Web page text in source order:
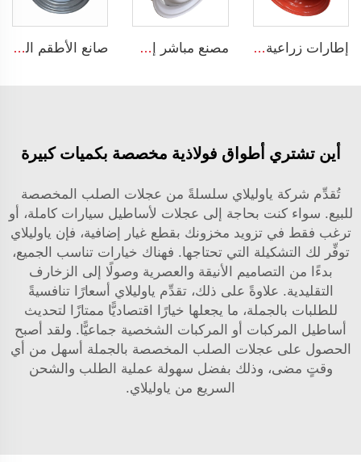
إطارات زراعية 13*15.5 إطارات فولاذية 13x15.5 للإطارات الزراعية 400/60-15.5 مصنع مباشر إطار الجرار مقاس 4.5x16 يناسب الإطارات 650-16 محور العجلة محور العجلة صانع الأطقم الصيني أطقم جرارات زراعية مقاس 13x17 لمقطورات الجرارات للإطارات 15.0/55-17
أين تشتري أطواق فولاذية مخصصة بكميات كبيرة
تُقدِّم شركة ياوليلاي سلسلةً من عجلات الصلب المخصصة
للبيع. سواء كنت بحاجة إلى عجلات لأساطيل سيارات كاملة، أو
ترغب فقط في تزويد مخزونك بقطع غيار إضافية، فإن ياوليلاي
توفِّر لك التشكيلة التي تحتاجها. فهناك خيارات تناسب الجميع،
بدءًا من التصاميم الأنيقة والعصرية وصولًا إلى الزخارف
التقليدية. علاوةً على ذلك، تقدِّم ياوليلاي أسعارًا تنافسيةً
للطلبات بالجملة، ما يجعلها خيارًا اقتصاديًّا ممتازًا لتحديث
أساطيل المركبات أو المركبات الشخصية جماعيًّا. ولقد أصبح
الحصول على عجلات الصلب المخصصة بالجملة أسهل من أي
وقتٍ مضى، وذلك بفضل سهولة عملية الطلب والشحن
السريع من ياوليلاي.